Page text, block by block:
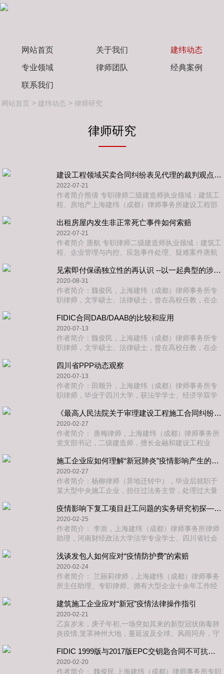
网站首页 关于我们 建纬动态
专业领域 律师团队 经典案例
联系我们
网站首页 > 建纬动态 > 律师研究
律师研究
建设工程领域买卖合同纠纷表见代理的裁判观点及风险防范
2022-07-21
作者简介熊倩 专职律师二级建造师执业领域：建筑工
程、房地产上海建纬（成都）律师事务所建设工程部
草等法律事务，同时参与承办了众多建设工程施工合
同纠纷案件、全
出租房屋内发生非正常死亡事件如何索赔
2022-07-21
作者简介 唐航 专职律师二级建造师执业领域：建筑工
程、企业管理与内控、应急事件处理、疑难案件唐航
责人、顺丰集团科技板块法务负责人，2017年所在团
队上榜A
见索即付保函独立性的再认识 --以一起典型的涉外保函欺诈纠纷为例
2020-08-31
作者简介：魏俊民，上海建纬（成都）律师事务所专
职律师，文学硕士、法律硕士，曾在高校任教，在企
境外承揽工程提供全过程法律服务，曾协助客户在泰
国、马来西亚、老
FIDIC合同DAB/DAAB的比较和应用
2020-07-13
作者简介：魏俊民，上海建纬（成都）律师事务所专
职律师，文学硕士、法律硕士，曾在高校任教，在企
境外承揽工程提供全过程法律服务，曾协助客户在泰
国、马来西亚、老
四川省PPP动态观察
2020-07-13
作者简介：田顺升，上海建纬（成都）律师事务所专
职律师，毕业于四川大学，获法学学士、经济学双学
地产企业提供过诉讼与非诉讼法律服务，参与“《四川
省建筑管理条例
《最高人民法院关于审理建设工程施工合同纠纷案件适用法律问题的解释（二）》对实际施工人权益保护方式的检视与修正 ———以最高人民法院2015-2018年80份民事裁判文书为研究样本
2020-02-27
作者简介： 唐梅律师，上海建纬（成都）律师事务所
党支部书记，二级建造师，擅长金融和建设工程业
业、高校，在诉讼和非诉讼法律事务服务领域具有丰
富的实
施工企业应如何理解“新冠肺炎”疫情影响产生的不可抗力时间问题
2020-02-27
作者简介：杨柳律师（异地迁转中），毕业后就职于
某大型中央施工企业，担任过法务主管，处理过大量
法律实务经验。2019年开始律师执业，以高度的责任
心和较强的专
疫情影响下复工项目赶工问题的实务研究初探——以发包人的利益维护为视角
2020-02-25
作者简介： 李崇，上海建纬（成都）律师事务所律师
助理，河南财经政法大学法学专业学士、四川省社会
地产、股权纠纷、民间借贷等多个领域，目前专注于
为房地产开发企
浅谈发包人如何应对“疫情防护费”的索赔
2020-02-24
作者简介： 兰丽莉律师，上海建纬（成都）律师事务
所主任助理、专职律师。拥有大型企业十余年工作经
执业以来主要从事建设工程法律服务工作。在诉讼案
件
建筑施工企业应对“新冠”疫情法律操作指引
2020-02-21
乙亥岁末，庚子年初,一场突如其来的新型冠状病毒肺
炎疫情,笼罩神州大地，蔓延波及全球。风雨同舟，守
师事务所以墨传情、以法相援，针对疫情中建筑施工
企业可能遇到
FIDIC 1999版与2017版EPC交钥匙合同不可抗力（异常事件）条款的比较分析
2020-02-20
作者简介： 魏俊民 上海建纬（成都）律师事务所专职